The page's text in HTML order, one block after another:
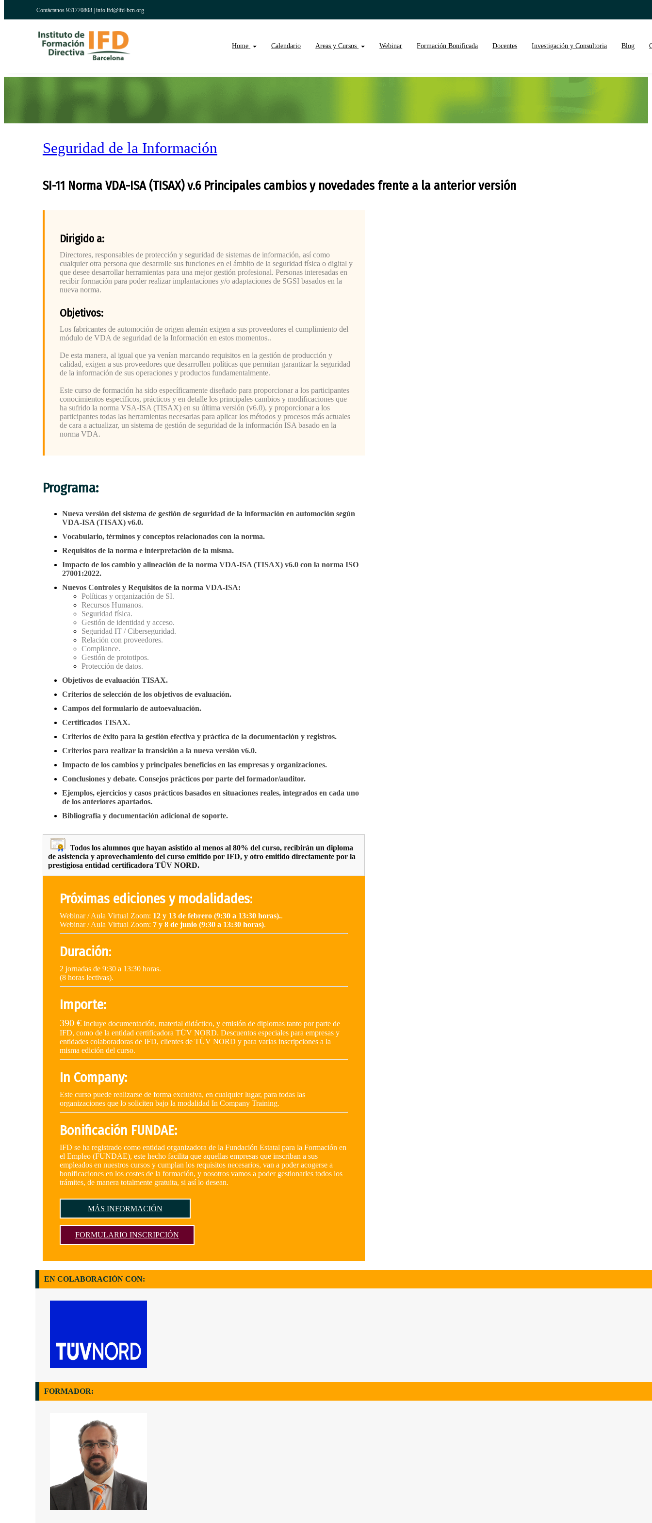
Contáctanos 931770808 |info.ifd@ifd-bcn.org
Home Calendario Areas y Cursos Webinar Formación Bonificada Docentes Investigación y Consultoria Blog
Seguridad de la Información
SI-11 Norma VDA-ISA (TISAX) v.6 Principales cambios y novedades frente a la anterior versión
Dirigido a:
Directores, responsables de protección y seguridad de sistemas de información, así como
cualquier otra persona que desarrolle sus funciones en el ámbito de la seguridad física o digital y
que desee desarrollar herramientas para una mejor gestión profesional. Personas interesadas en
recibir formación para poder realizar implantaciones y/o adaptaciones de SGSI basados en la
nueva norma.
Objetivos:
Los fabricantes de automoción de origen alemán exigen a sus proveedores el cumplimiento del
módulo de VDA de seguridad de la Información en estos momentos..
De esta manera, al igual que ya venían marcando requisitos en la gestión de producción y
calidad, exigen a sus proveedores que desarrollen políticas que permitan garantizar la seguridad
de la información de sus operaciones y productos fundamentalmente.
Este curso de formación ha sido específicamente diseñado para proporcionar a los participantes
conocimientos específicos, prácticos y en detalle los principales cambios y modificaciones que
ha sufrido la norma VSA-ISA (TISAX) en su última versión (v6.0), y proporcionar a los
participantes todas las herramientas necesarias para aplicar los métodos y procesos más actuales
de cara a actualizar, un sistema de gestión de seguridad de la información ISA basado en la
norma VDA.
Programa:
Nueva versión del sistema de gestión de seguridad de la información en automoción según
VDA-ISA (TISAX) v6.0.
Vocabulario, términos y conceptos relacionados con la norma.
Requisitos de la norma e interpretación de la misma.
Impacto de los cambio y alineación de la norma VDA-ISA (TISAX) v6.0 con la norma ISO
27001:2022.
Nuevos Controles y Requisitos de la norma VDA-ISA:
Políticas y organización de SI.
Recursos Humanos.
Seguridad física.
Gestión de identidad y acceso.
Seguridad IT / Ciberseguridad.
Relación con proveedores.
Compliance.
Gestión de prototipos.
Protección de datos.
Objetivos de evaluación TISAX.
Criterios de selección de los objetivos de evaluación.
Campos del formulario de autoevaluación.
Certificados TISAX.
Criterios de éxito para la gestión efectiva y práctica de la documentación y registros.
Criterios para realizar la transición a la nueva versión v6.0.
Impacto de los cambios y principales beneficios en las empresas y organizaciones.
Conclusiones y debate. Consejos prácticos por parte del formador/auditor.
Ejemplos, ejercicios y casos prácticos basados en situaciones reales, integrados en cada uno
de los anteriores apartados.
Bibliografía y documentación adicional de soporte.
Todos los alumnos que hayan asistido al menos al 80% del curso, recibirán un diploma
de asistencia y aprovechamiento del curso emitido por IFD, y otro emitido directamente por la
prestigiosa entidad certificadora TÜV NORD.
Próximas ediciones y modalidades:
Webinar / Aula Virtual Zoom: 12 y 13 de febrero (9:30 a 13:30 horas)..
Webinar / Aula Virtual Zoom: 7 y 8 de junio (9:30 a 13:30 horas).
Duración:
2 jornadas de 9:30 a 13:30 horas.
(8 horas lectivas).
Importe:
390 €Incluye documentación, material didáctico, y emisión de diplomas tanto por parte de
IFD, como de la entidad certificadora TÜV NORD. Descuentos especiales para empresas y
entidades colaboradoras de IFD, clientes de TÜV NORD y para varias inscripciones a la
misma edición del curso.
In Company:
Este curso puede realizarse de forma exclusiva, en cualquier lugar, para todas las
organizaciones que lo soliciten bajo la modalidad In Company Training.
Bonificación FUNDAE:
IFD se ha registrado como entidad organizadora de la Fundación Estatal para la Formación en
el Empleo (FUNDAE), este hecho facilita que aquellas empresas que inscriban a sus
empleados en nuestros cursos y cumplan los requisitos necesarios, van a poder acogerse a
bonificaciones en los costes de la formación, y nosotros vamos a poder gestionarles todos los
trámites, de manera totalmente gratuita, si así lo desean.
MÁS INFORMACIÓN
FORMULARIO INSCRIPCIÓN
EN COLABORACIÓN CON:
FORMADOR: